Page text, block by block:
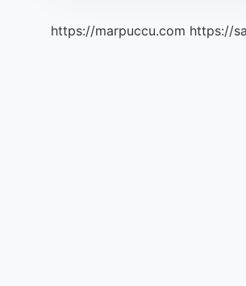
https://marpuccu.com https://